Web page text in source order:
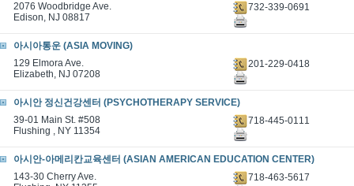
2076 Woodbridge Ave.
Edison, NJ 08817
732-339-0691
아시아통운 (ASIA MOVING)
129 Elmora Ave.
Elizabeth, NJ 07208
201-229-0418
아시안 정신건강센터 (PSYCHOTHERAPY SERVICE)
39-01 Main St. #508
Flushing , NY 11354
718-445-0111
아시안-아메리칸교육센터 (ASIAN AMERICAN EDUCATION CENTER)
143-30 Cherry Ave.
718-463-5617